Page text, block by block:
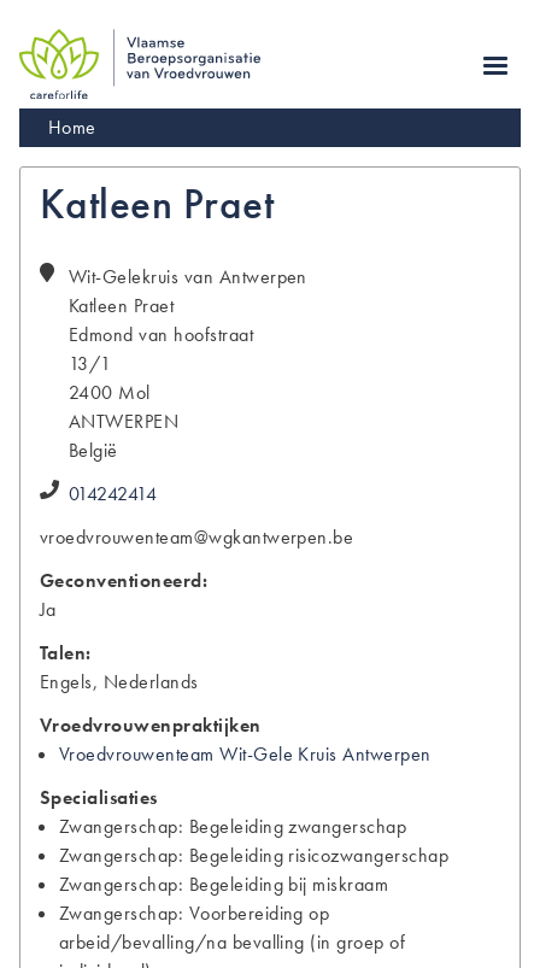
main
navigation
Kruimelpad
Home
Katleen Praet
Wit-Gelekruis van Antwerpen
Katleen Praet
Edmond van hoofstraat
13/1
2400 Mol
ANTWERPEN
België
014242414
vroedvrouwenteam@wgkantwerpen.be
Geconventioneerd:
Ja
Talen:
Engels, Nederlands
Vroedvrouwenpraktijken
Vroedvrouwenteam Wit-Gele Kruis Antwerpen
Specialisaties
Zwangerschap: Begeleiding zwangerschap
Zwangerschap: Begeleiding risicozwangerschap
Zwangerschap: Begeleiding bij miskraam
Zwangerschap: Voorbereiding op
arbeid/bevalling/na bevalling (in groep of